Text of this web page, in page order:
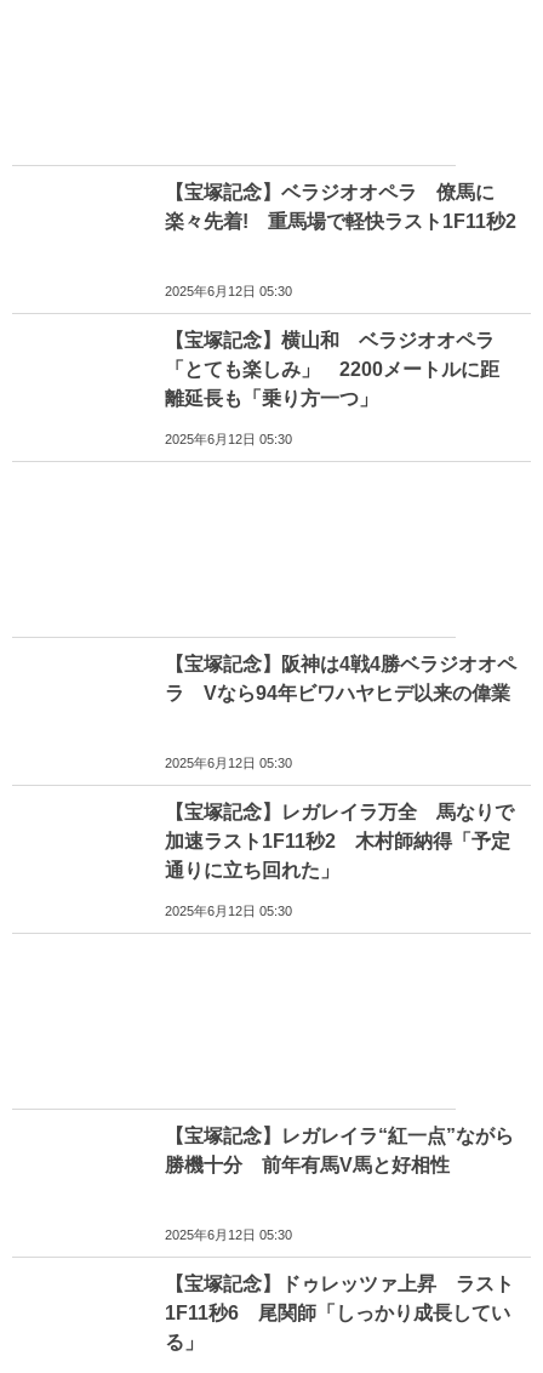
【宝塚記念】ベラジオオペラ 僚馬に
楽々先着! 重馬場で軽快ラスト1F11秒2
2025年6月12日 05:30
【宝塚記念】横山和 ベラジオオペラ
「とても楽しみ」 2200メートルに距
離延長も「乗り方一つ」
2025年6月12日 05:30
【宝塚記念】阪神は4戦4勝ベラジオオペ
ラ Vなら94年ビワハヤヒデ以来の偉業
2025年6月12日 05:30
【宝塚記念】レガレイラ万全 馬なりで
加速ラスト1F11秒2 木村師納得「予定
通りに立ち回れた」
2025年6月12日 05:30
【宝塚記念】レガレイラ“紅一点”ながら
勝機十分 前年有馬V馬と好相性
2025年6月12日 05:30
【宝塚記念】ドゥレッツァ上昇 ラスト
1F11秒6 尾関師「しっかり成長してい
る」